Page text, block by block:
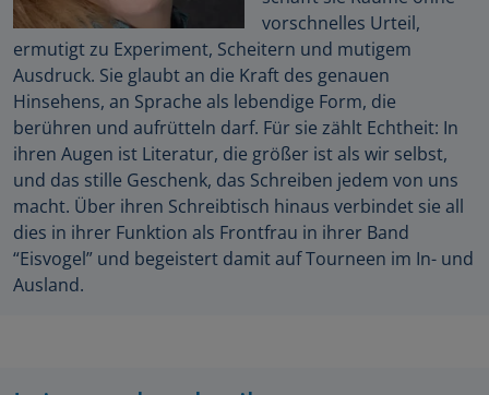
vorschnelles Urteil,
ermutigt zu Experiment, Scheitern und mutigem
Ausdruck. Sie glaubt an die Kraft des genauen
Hinsehens, an Sprache als lebendige Form, die
berühren und aufrütteln darf. Für sie zählt Echtheit: In
ihren Augen ist Literatur, die größer ist als wir selbst,
und das stille Geschenk, das Schreiben jedem von uns
macht. Über ihren Schreibtisch hinaus verbindet sie all
dies in ihrer Funktion als Frontfrau in ihrer Band
“Eisvogel” und begeistert damit auf Tourneen im In- und
Ausland.